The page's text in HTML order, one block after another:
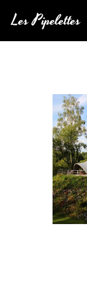
Les Pipelettes
j,,